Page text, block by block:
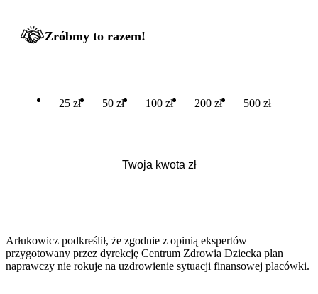
Zróbmy to razem!
25 zł 50 zł 100 zł 200 zł 500 zł
Arłukowicz podkreślił, że zgodnie z opinią ekspertów
przygotowany przez dyrekcję Centrum Zdrowia Dziecka plan
naprawczy nie rokuje na uzdrowienie sytuacji finansowej placówki.